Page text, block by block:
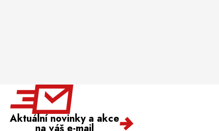
Aktuální novinky a akce